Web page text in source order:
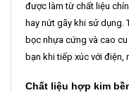
được làm từ chất liệu
hay nứt gãy khi sử dụng.
bọc nhựa cứng và cao
bạn khi tiếp xúc với điện,
Chất liệu hợp kim